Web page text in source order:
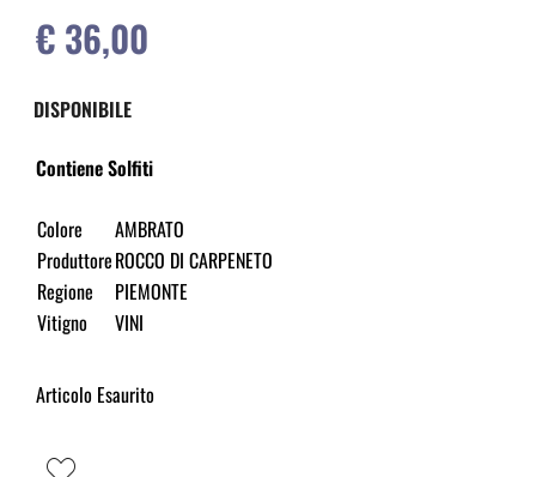
€ 36,00
DISPONIBILE
Contiene Solfiti
Colore
AMBRATO
ProduttoreROCCO DI CARPENETO
Regione
PIEMONTE
Vitigno
VINI
Articolo Esaurito